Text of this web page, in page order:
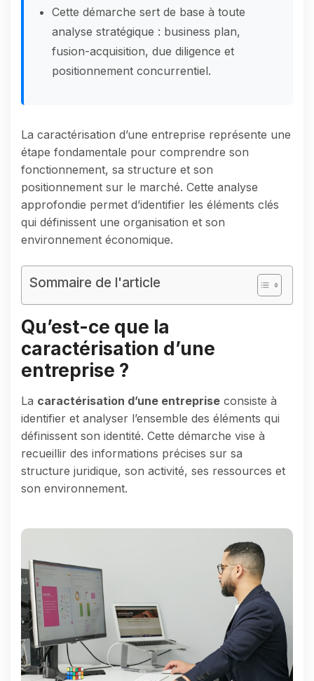
Cette démarche sert de base à toute
analyse stratégique : business plan,
fusion-acquisition, due diligence et
positionnement concurrentiel.
La caractérisation d’une entreprise représente une
étape fondamentale pour comprendre son
fonctionnement, sa structure et son
positionnement sur le marché. Cette analyse
approfondie permet d’identifier les éléments clés
qui définissent une organisation et son
environnement économique.
Sommaire de l'article
Qu’est-ce que la
caractérisation d’une
entreprise ?
La caractérisation d’une entreprise consiste à
identifier et analyser l’ensemble des éléments qui
définissent son identité. Cette démarche vise à
recueillir des informations précises sur sa
structure juridique, son activité, ses ressources et
son environnement.